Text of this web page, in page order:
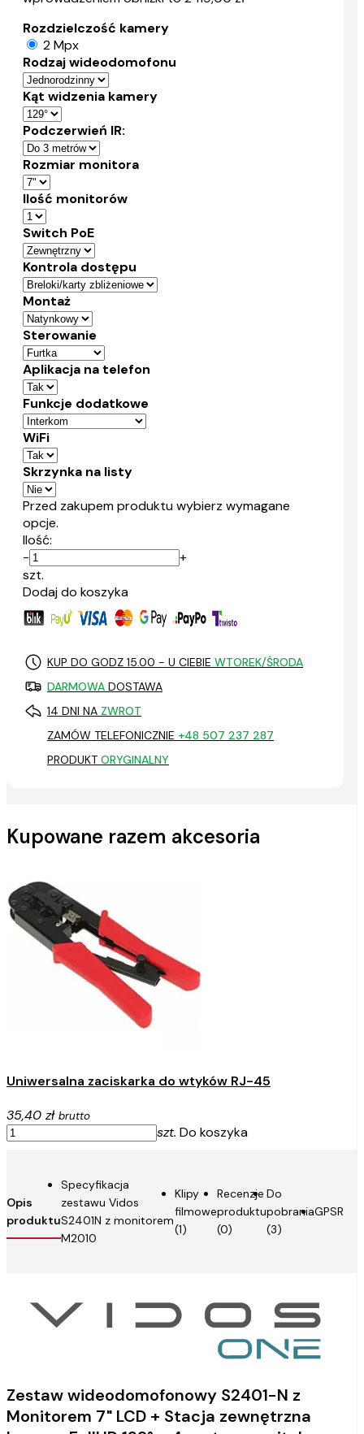
Rozdzielczość kamery
2 Mpx
Rodzaj wideodomofonu
Kąt widzenia kamery
Podczerwień IR:
Rozmiar monitora
Ilość monitorów
Switch PoE
Kontrola dostępu
Montaż
Sterowanie
Aplikacja na telefon
Funkcje dodatkowe
WiFi
Skrzynka na listy
Przed zakupem produktu wybierz wymagane
opcje.
Ilość:
-
+
szt.
Dodaj do koszyka
KUP DO GODZ 15.00 - U CIEBIE WTOREK/ŚRODA
DARMOWA DOSTAWA
14 DNI NA ZWROT
ZAMÓW TELEFONICZNIE +48 507 237 287
PRODUKT ORYGINALNY
Kupowane razem akcesoria
Uniwersalna zaciskarka do wtyków RJ-45
35,40 zł brutto
szt. Do koszyka
Opis
produktu
Do
pobrania
(3)
Specyfikacja
zestawu Vidos
S2401N z monitorem
M2010
GPSR
Klipy
filmowe
(1)
Recenzje
produktu
(0)
Zestaw wideodomofonowy S2401-N z
Monitorem 7" LCD + Stacja zewnętrzna